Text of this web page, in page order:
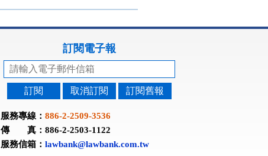
訂閱電子報
訂閱 取消訂閱 訂閱舊報
服務專線： 886-2-2509-3536
傳 真：886-2-2503-1122
服務信箱： lawbank@lawbank.com.tw